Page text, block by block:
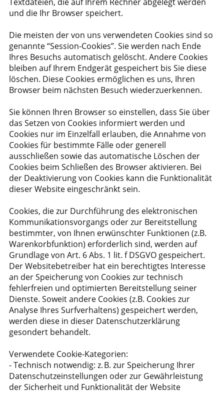
und die Ihr Browser speichert.
Die meisten der von uns verwendeten Cookies sind so
genannte “Session-Cookies”. Sie werden nach Ende
Ihres Besuchs automatisch gelöscht. Andere Cookies
bleiben auf Ihrem Endgerät gespeichert bis Sie diese
löschen. Diese Cookies ermöglichen es uns, Ihren
Browser beim nächsten Besuch wiederzuerkennen.
Sie können Ihren Browser so einstellen, dass Sie über
das Setzen von Cookies informiert werden und
Cookies nur im Einzelfall erlauben, die Annahme von
Cookies für bestimmte Fälle oder generell
ausschließen sowie das automatische Löschen der
Cookies beim Schließen des Browser aktivieren. Bei
der Deaktivierung von Cookies kann die Funktionalität
dieser Website eingeschränkt sein.
Cookies, die zur Durchführung des elektronischen
Kommunikationsvorgangs oder zur Bereitstellung
bestimmter, von Ihnen erwünschter Funktionen (z.B.
Warenkorbfunktion) erforderlich sind, werden auf
Grundlage von Art. 6 Abs. 1 lit. f DSGVO gespeichert.
Der Websitebetreiber hat ein berechtigtes Interesse
an der Speicherung von Cookies zur technisch
fehlerfreien und optimierten Bereitstellung seiner
Dienste. Soweit andere Cookies (z.B. Cookies zur
Analyse Ihres Surfverhaltens) gespeichert werden,
werden diese in dieser Datenschutzerklärung
gesondert behandelt.
Verwendete Cookie-Kategorien:
- Technisch notwendig: z. B. zur Speicherung Ihrer
Datenschutzeinstellungen oder zur Gewährleistung
der Sicherheit und Funktionalität der Website